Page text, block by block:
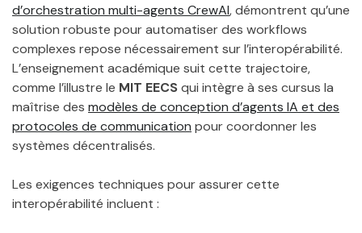
d’orchestration multi-agents CrewAI, démontrent qu’une
solution robuste pour automatiser des workflows
complexes repose nécessairement sur l’interopérabilité.
L’enseignement académique suit cette trajectoire,
comme l’illustre le MIT EECSqui intègre à ses cursus la
maîtrise des modèles de conception d’agents IA et des
protocoles de communication pour coordonner les
systèmes décentralisés.
Les exigences techniques pour assurer cette
interopérabilité incluent :